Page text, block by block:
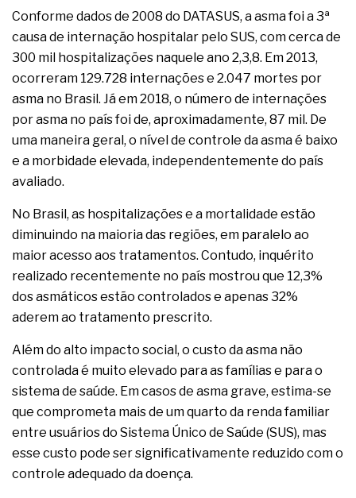
Conforme dados de 2008 do DATASUS, a asma foi a 3ª
causa de internação hospitalar pelo SUS, com cerca de
300 mil hospitalizações naquele ano 2,3,8. Em 2013,
ocorreram 129.728 internações e 2.047 mortes por
asma no Brasil. Já em 2018, o número de internações
por asma no país foi de, aproximadamente, 87 mil. De
uma maneira geral, o nível de controle da asma é baixo
e a morbidade elevada, independentemente do país
avaliado.
No Brasil, as hospitalizações e a mortalidade estão
diminuindo na maioria das regiões, em paralelo ao
maior acesso aos tratamentos. Contudo, inquérito
realizado recentemente no país mostrou que 12,3%
dos asmáticos estão controlados e apenas 32%
aderem ao tratamento prescrito.
Além do alto impacto social, o custo da asma não
controlada é muito elevado para as famílias e para o
sistema de saúde. Em casos de asma grave, estima-se
que comprometa mais de um quarto da renda familiar
entre usuários do Sistema Único de Saúde (SUS), mas
esse custo pode ser significativamente reduzido com o
controle adequado da doença.